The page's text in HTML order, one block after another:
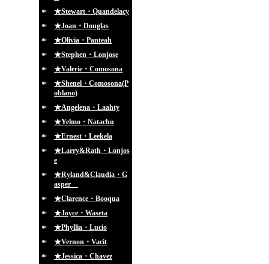
★Stewart・Quandelacy
★Joan・Douglas
★Olivia・Panteah
★Stephen・Lonjose
★Valerie・Comosona
★Shenel・Comosona(P
oblano)
★Angelena・Laahty
★Yelmo・Natachu
★Ernest・Leekela
★Larry&Rath・Lonjos
e
★Ryland&Claudia・G
asper
★Clarence・Booqua
★Joyce・Waseta
★Phyllia・Lucio
★Vernon・Vacit
★Jessica・Chavez